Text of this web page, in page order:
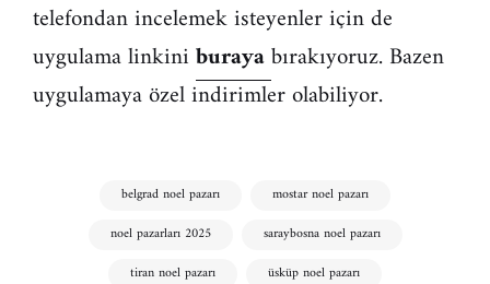
telefondan incelemek isteyenler için de
uygulama linkiniburayabırakıyoruz. Bazen
uygulamaya özel indirimler olabiliyor.
belgrad noel pazarı
mostar noel pazarı
noel pazarları 2025
saraybosna noel pazarı
tiran noel pazarı
üsküp noel pazarı